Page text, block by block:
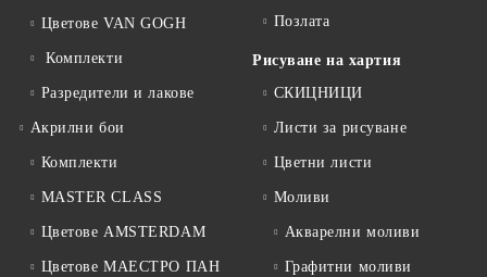
Цветове VAN GOGH
Комплекти
Разредители и лакове
Акрилни бои
Комплекти
MASTER CLASS
Цветове AMSTERDAM
Цветове МАЕСТРО ПАН
Позлата
Рисуване на хартия
СКИЦНИЦИ
Листи за рисуване
Цветни листи
Моливи
Акварелни моливи
Графитни моливи